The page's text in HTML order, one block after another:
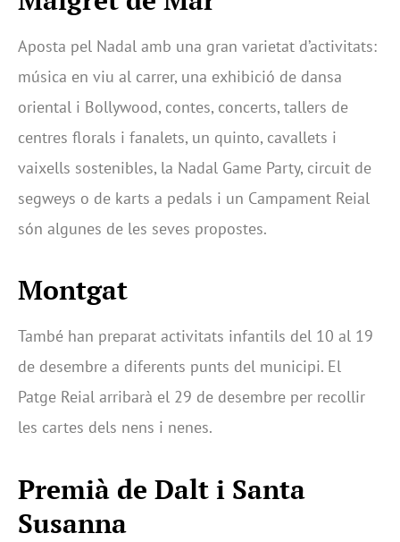
Aposta pel Nadal amb una gran varietat d’activitats:
música en viu al carrer, una exhibició de dansa
oriental i Bollywood, contes, concerts, tallers de
centres florals i fanalets, un quinto, cavallets i
vaixells sostenibles, la Nadal Game Party, circuit de
segweys o de karts a pedals i un Campament Reial
són algunes de les seves propostes.
Montgat
També han preparat activitats infantils del 10 al 19
de desembre a diferents punts del municipi. El
Patge Reial arribarà el 29 de desembre per recollir
les cartes dels nens i nenes.
Premià de Dalt i Santa
Susanna